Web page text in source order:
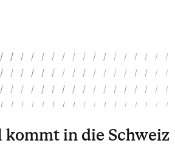
kommt in die Schweiz